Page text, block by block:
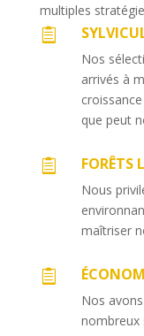
multiples

Nos
arrivés à
que peut
 FORÊTS
Nous
maîtriser

Nos
nombreux